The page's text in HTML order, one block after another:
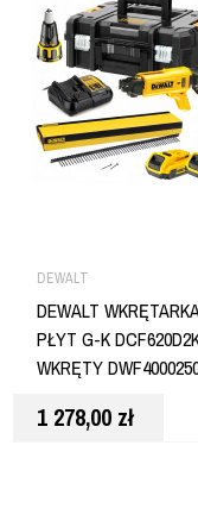
DEWALT
DEWALT
PŁYT G-K
WKRĘTY
1 278,00 zł